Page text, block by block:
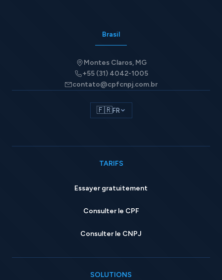
Brasil
Montes Claros, MG
+55 (31) 4042-1005
contato@cpfcnpj.com.br
🇫🇷FR
TARIFS
Essayer gratuitement
Consulter le CPF
Consulter le CNPJ
SOLUTIONS